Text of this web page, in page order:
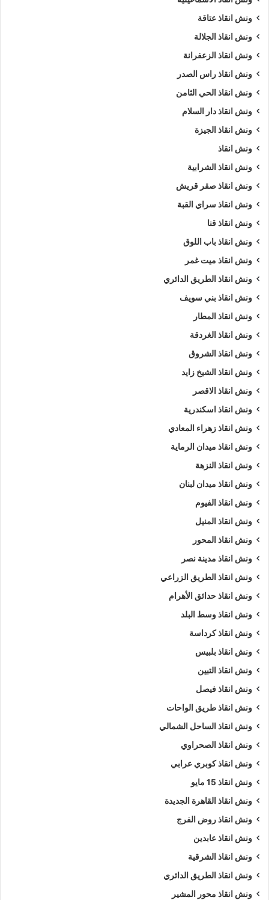
ونش انقاذ عتاقة
ونش انقاذ الجلالة
ونش انقاذ الزعفرانة
ونش انقاذ راس الصدر
ونش انقاذ الحي الثامن
ونش انقاذ دار السلام
ونش انقاذ الجيزة
ونش انقاذ
ونش انقاذ الشرابية
ونش انقاذ صقر قريش
ونش انقاذ سراي القبة
ونش انقاذ قنا
ونش انقاذ باب اللوق
ونش انقاذ ميت غمر
ونش انقاذ الطريق الدائري
ونش انقاذ بني سويف
ونش انقاذ المطار
ونش انقاذ الغردقة
ونش انقاذ الشروق
ونش انقاذ الشيخ زايد
ونش انقاذ الاقصر
ونش انقاذ اسكندرية
ونش انقاذ زهراء المعادي
ونش انقاذ ميدان الرماية
ونش انقاذ النزهة
ونش انقاذ ميدان لبنان
ونش انقاذ الفيوم
ونش انقاذ المنيل
ونش انقاذ المحور
ونش انقاذ مدينة نصر
ونش انقاذ الطريق الزراعي
ونش انقاذ حدائق الأهرام
ونش انقاذ وسط البلد
ونش انقاذ كرداسة
ونش انقاذ بلبيس
ونش انقاذ التبين
ونش انقاذ فيصل
ونش انقاذ طريق الواحات
ونش انقاذ الساحل الشمالي
ونش انقاذ الصحراوي
ونش انقاذ كوبري عرابي
ونش انقاذ 15 مايو
ونش انقاذ القاهرة الجديدة
ونش انقاذ روض الفرج
ونش انقاذ عابدين
ونش انقاذ الشرقية
ونش انقاذ الطريق الدائري
ونش انقاذ محور المشير